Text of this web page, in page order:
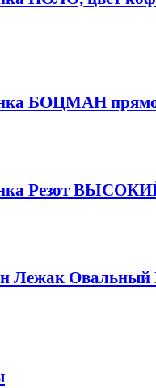
БОЦМАН
Резот ВЫСОКИЙ
Лежак